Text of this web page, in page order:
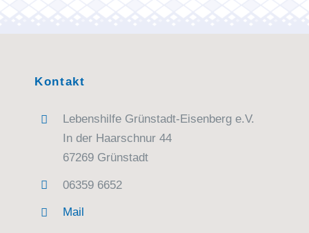
Kontakt
Lebenshilfe Grünstadt-Eisenberg e.V.
In der Haarschnur 44
67269 Grünstadt
06359 6652
Mail